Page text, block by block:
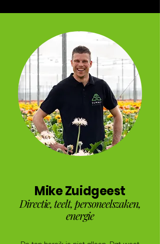
Mike Zuidgeest
Directie, teelt, personeelszaken,
energie